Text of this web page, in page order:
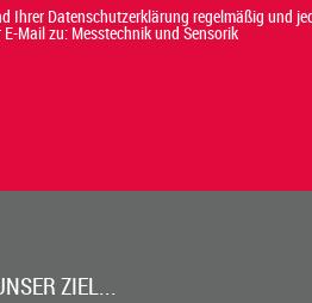
Ihrer Datenschutzerklärung regelmäßig und
Mail zu: Messtechnik und Sensorik
ZIEL...